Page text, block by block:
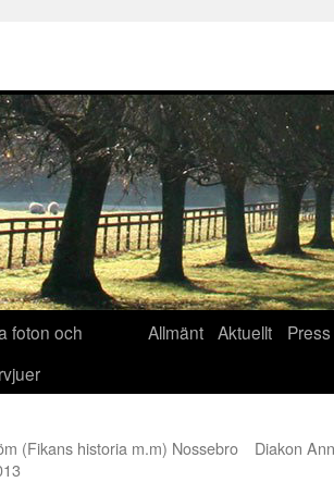
foton och
Allmänt Aktuellt Press
(Fikans historia m.m) Nossebro
Diakon